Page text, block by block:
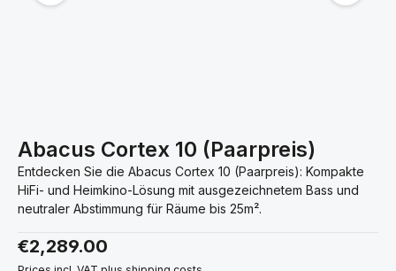
Abacus Cortex 10 (Paarpreis)
Entdecken Sie die Abacus Cortex 10 (Paarpreis): Kompakte
HiFi- und Heimkino-Lösung mit ausgezeichnetem Bass und
neutraler Abstimmung für Räume bis 25m².
Regular price:
€2,289.00